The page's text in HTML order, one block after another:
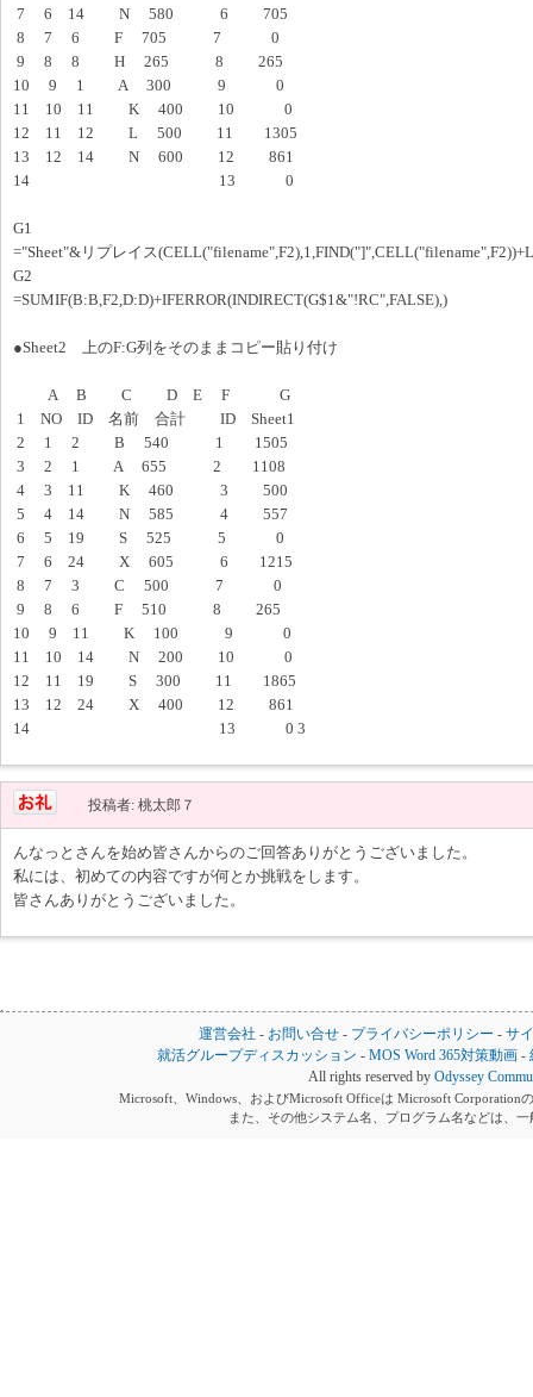
7 6 14 N 580 6 705
8 7 6 F 705 7 0
9 8 8 H 265 8 265
10 9 1 A 300 9 0
11 10 11 K 400 10 0
12 11 12 L 500 11 1305
13 12 14 N 600 12 861
14 13 0
G1
="Sheet"&リプレイス
G2
=SUMIF(B:B,F2,D:D)+IFERROR(INDIRECT(G$1&"!RC",FALSE),)
●Sheet2 上のF:G列をそのままコピー貼り付け
A B C D E F G
1 NO ID 名前 合計 ID Sheet1
2 1 2 B 540 1 1505
3 2 1 A 655 2 1108
4 3 11 K 460 3 500
5 4 14 N 585 4 557
6 5 19 S 525 5 0
7 6 24 X 605 6 1215
8 7 3 C 500 7 0
9 8 6 F 510 8 265
10 9 11 K 100 9 0
11 10 14 N 200 10 0
12 11 19 S 300 11 1865
13 12 24 X 400 12 861
14 13 0 3
投稿者: 桃太郎７
んなっとさんを始め皆さんからのご回答ありがとうございました。
私には、初めての内容ですが何とか挑戦をします。
皆さんありがとうございました。
運営会社 - お問い合せ - プライバシーポリシー - サ
就活グループディスカッション -MOS Word 365対策動画 -
All rights reserved by Odyssey
Microsoft、Windows、およびMicrosoft Officeは Microsoft Corporation
また、その他システム名、プログラム名などは、